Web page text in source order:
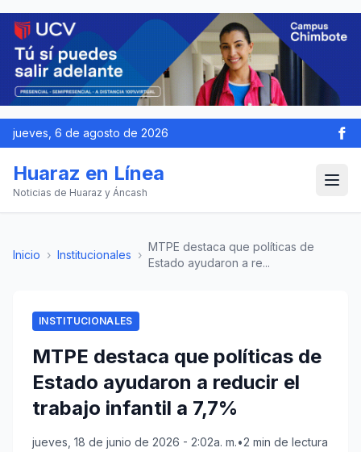
jueves, 6 de agosto de 2026
Huaraz en Línea
Noticias de Huaraz y Áncash
Inicio › Institucionales ›
MTPE destaca que políticas de
Estado ayudaron a re...
INSTITUCIONALES
MTPE destaca que políticas de
Estado ayudaron a reducir el
trabajo infantil a 7,7%
jueves, 18 de junio de 2026 - 2:02a. m.•2 min de lectura